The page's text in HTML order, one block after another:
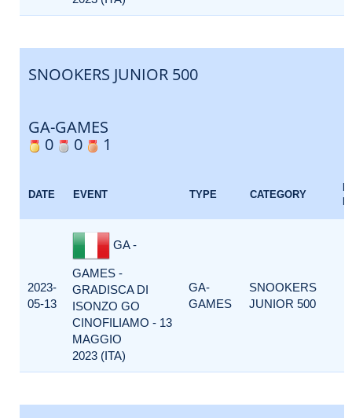
SNOOKERS JUNIOR 500
GA-GAMES
0
0 1
DATE EVENT TYPE CATEGORY
2023-
05-13
GA -
GAMES -
GRADISCA DI
ISONZO GO
CINOFILIAMO - 13
MAGGIO
2023 (ITA)
GA-
GAMES
SNOOKERS
JUNIOR 500